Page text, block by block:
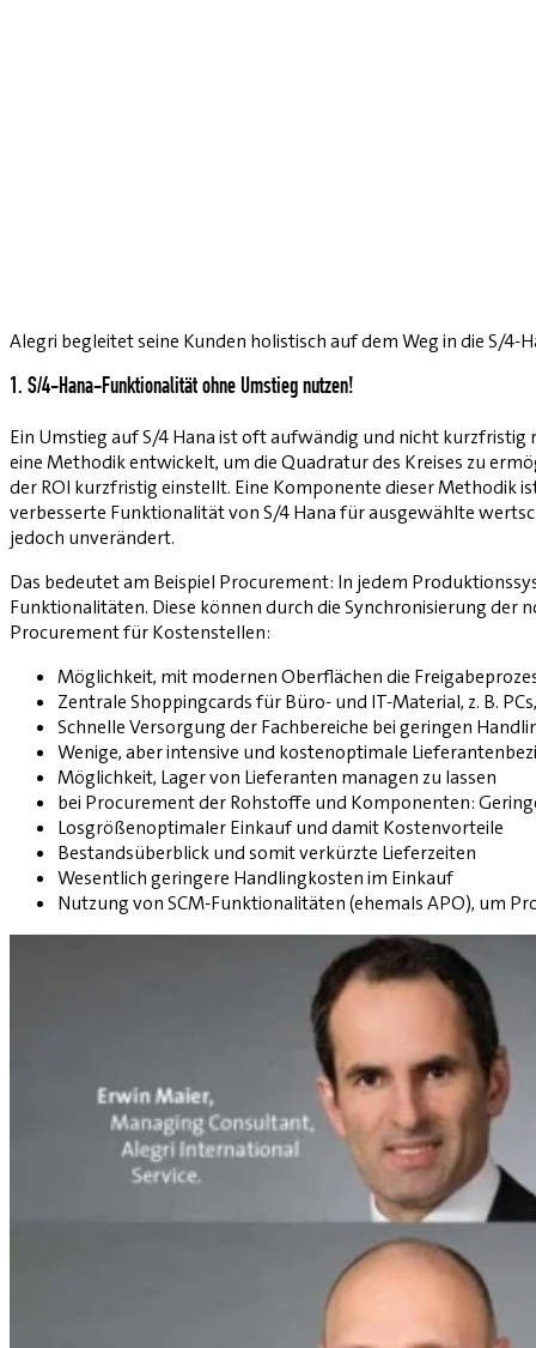
Alegri begleitet seine Kunden holistisch auf dem Weg in die S/
1. S/4-Hana-Funktionalität ohne Umstieg nutzen!
Ein Umstieg auf S/4 Hana ist oft aufwändig und nicht
eine Methodik entwickelt, um die Quadratur des Kreises zu
der ROI kurzfristig einstellt. Eine Komponente dieser Methodik
verbesserte Funktionalität von S/4 Hana für ausgewählte
jedoch unverändert.
Das bedeutet am Beispiel Procurement: In jedem
Funktionalitäten. Diese können durch die Synchronisierung der
Procurement für Kostenstellen:
Möglichkeit, mit modernen Oberflächen die
Zentrale Shoppingcards für Büro- und IT-Material, z. B.
Schnelle Versorgung der Fachbereiche bei geringen
Wenige, aber intensive und kostenoptimale
Möglichkeit, Lager von Lieferanten managen zu lassen
bei Procurement der Rohstoffe und Komponenten:
Losgrößenoptimaler Einkauf und damit Kostenvorteile
Bestandsüberblick und somit verkürzte Lieferzeiten
Wesentlich geringere Handlingkosten im Einkauf
Nutzung von SCM-Funktionalitäten (ehemals APO), um